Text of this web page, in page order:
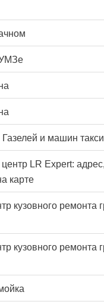
и машин такси
LR Expert:
карте
кузовного ремонта
кузовного ремонта